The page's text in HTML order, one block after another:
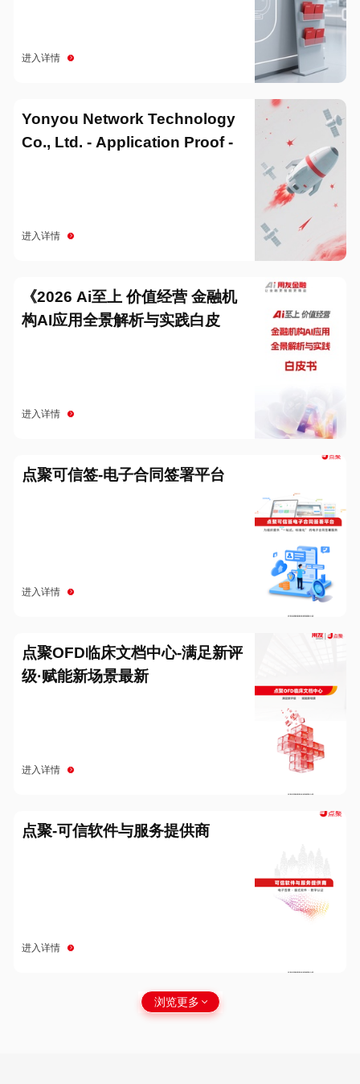
进入详情
Yonyou Network Technology
Co., Ltd. - Application Proof -
进入详情
《2026 Ai至上 价值经营 金融机
构AI应用全景解析与实践白皮
进入详情
点聚可信签-电子合同签署平台
进入详情
点聚OFD临床文档中心-满足新评
级·赋能新场景最新
进入详情
点聚-可信软件与服务提供商
进入详情
浏览更多